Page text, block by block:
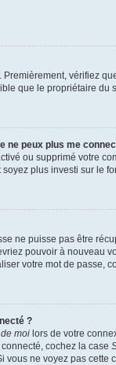
vérifiez
que le propriétaire
ne peux plus me
ou supprimé votre
plus investi sur le
ne puisse pas être
pouvoir à nouveau
votre mot de passe,
?
moi lors de votre
cochez la case
ne voyez pas cette